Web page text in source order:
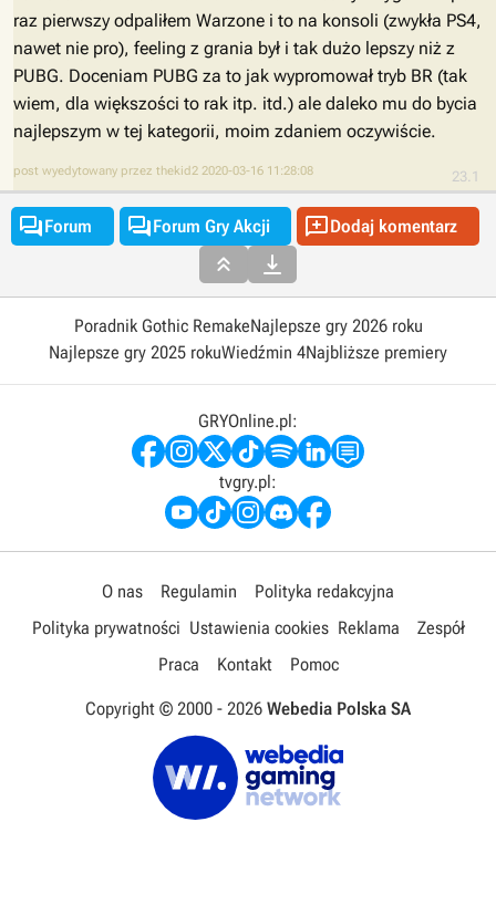
23.1
raz pierwszy odpaliłem Warzone i to na konsoli (zwykła PS4,
nawet nie pro), feeling z grania był i tak dużo lepszy niż z
PUBG. Doceniam PUBG za to jak wypromował tryb BR (tak
wiem, dla większości to rak itp. itd.) ale daleko mu do bycia
najlepszym w tej kategorii, moim zdaniem oczywiście.
post wyedytowany przez thekid2 2020-03-16 11:28:08
Forum Forum Gry Akcji Dodaj komentarz
 
Poradnik Gothic RemakeNajlepsze gry 2026 roku
Najlepsze gry 2025 rokuWiedźmin 4Najbliższe premiery
GRYOnline.pl:
tvgry.pl:
O nas Regulamin
Polityka redakcyjna
Polityka prywatności Ustawienia cookies Reklama
Zespół
Praca
Kontakt Pomoc
Copyright © 2000 - 2026 Webedia Polska SA